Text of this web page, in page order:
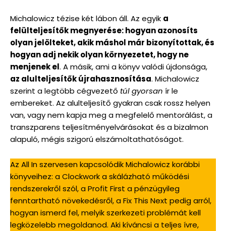
Michalowicz tézise két lábon áll. Az egyik a
felülteljesítők megnyerése: hogyan azonosíts
olyan jelölteket, akik máshol már bizonyítottak, és
hogyan adj nekik olyan környezetet, hogy ne
menjenek el. A másik, ami a könyv valódi újdonsága,
az alulteljesítők újrahasznosítása. Michalowicz
szerint a legtöbb cégvezető túl gyorsan ír le
embereket. Az alulteljesítő gyakran csak rossz helyen
van, vagy nem kapja meg a megfelelő mentorálást, a
transzparens teljesítményelvárásokat és a bizalmon
alapuló, mégis szigorú elszámoltathatóságot.
Az All In szervesen kapcsolódik Michalowicz korábbi
könyveihez: a Clockwork a skálázható működési
rendszerekről szól, a Profit First a pénzügyileg
fenntartható növekedésről, a Fix This Next pedig arról,
hogyan ismerd fel, melyik szerkezeti problémát kell
legközelebb megoldanod. Aki kíváncsi a teljes ívre,